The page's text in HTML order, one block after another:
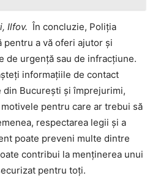
Ilfov. În concluzie, Poliția
pentru a vă oferi ajutor și
de urgență sau de infracțiune.
informațiile de contact
București și împrejurimi,
pentru care ar trebui să
respectarea legii și a
poate preveni multe dintre
contribui la menținerea unui
pentru toți.